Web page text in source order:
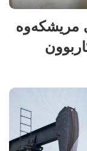
مریشكەوە